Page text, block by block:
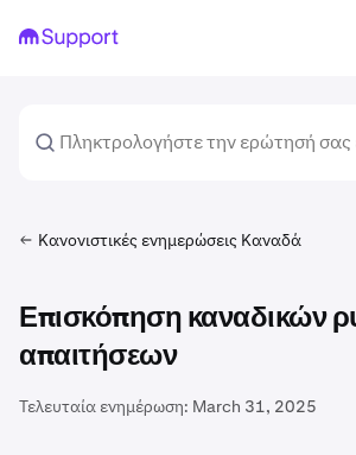
Κανονιστικές ενημερώσεις Καναδά
Επισκόπηση καναδικών
απαιτήσεων
Τελευταία ενημέρωση: March 31, 2025